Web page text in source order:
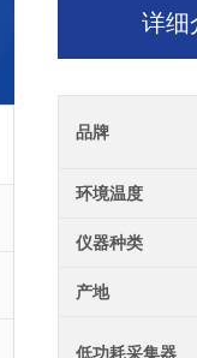
详细
品牌
环境温度
仪器种类
产地
低功耗采集器